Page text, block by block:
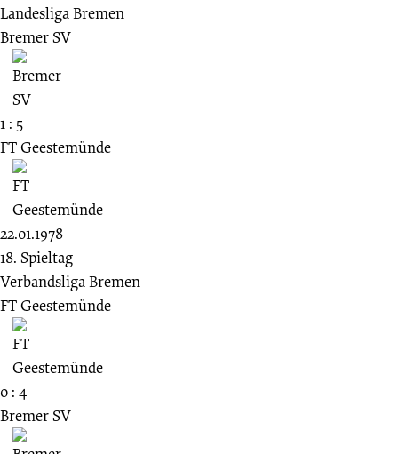
Landesliga Bremen
Bremer SV
1 : 5
FT Geestemünde
22.01.1978
18. Spieltag
Verbandsliga Bremen
FT Geestemünde
0 : 4
Bremer SV